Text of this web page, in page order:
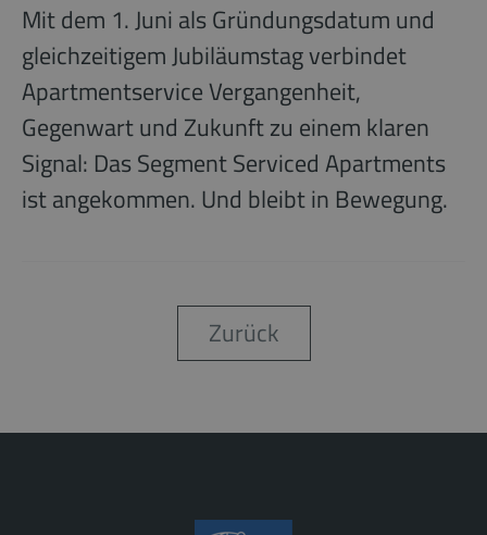
Mit dem 1. Juni als Gründungsdatum und
gleichzeitigem Jubiläumstag verbindet
Apartmentservice Vergangenheit,
Gegenwart und Zukunft zu einem klaren
Signal: Das Segment Serviced Apartments
ist angekommen. Und bleibt in Bewegung.
Zurück